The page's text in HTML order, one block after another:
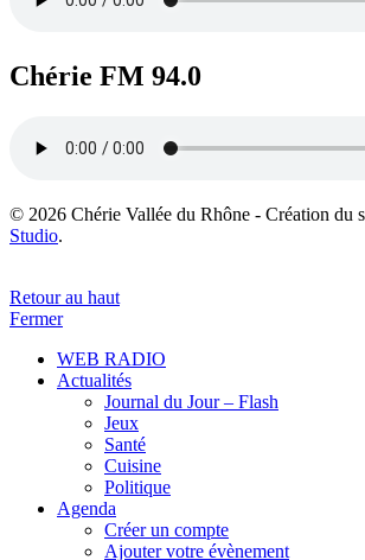
Chérie FM 94.0
© 2026 Chérie Vallée du Rhône - Création du
Studio.
Retour au haut
Fermer
WEB RADIO
Actualités
Journal du Jour – Flash
Jeux
Santé
Cuisine
Politique
Agenda
Créer un compte
Ajouter votre évènement